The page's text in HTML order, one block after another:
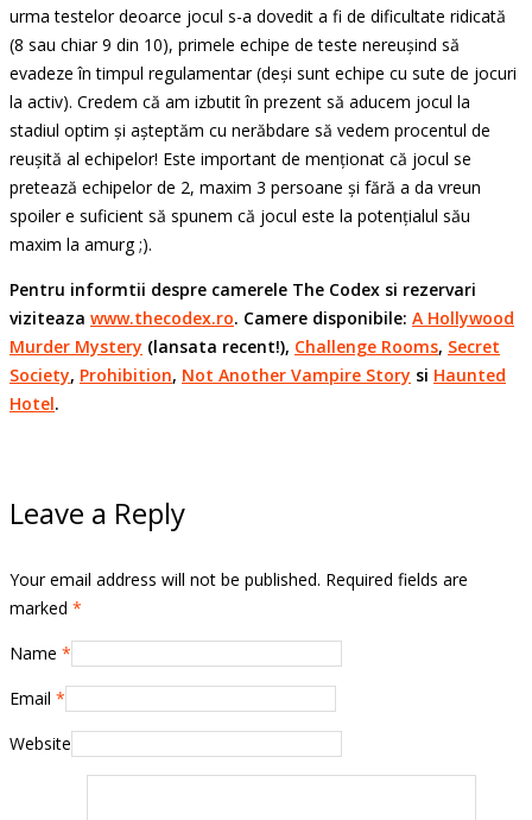
urma testelor deoarce jocul s-a dovedit a fi de dificultate ridicată
(8 sau chiar 9 din 10), primele echipe de teste nereușind să
evadeze în timpul regulamentar (deși sunt echipe cu sute de jocuri
la activ). Credem că am izbutit în prezent să aducem jocul la
stadiul optim și așteptăm cu nerăbdare să vedem procentul de
reușită al echipelor! Este important de menționat că jocul se
pretează echipelor de 2, maxim 3 persoane și fără a da vreun
spoiler e suficient să spunem că jocul este la potențialul său
maxim la amurg ;).
Pentru informtii despre camerele The Codex si rezervari
viziteaza www.thecodex.ro. Camere disponibile: A Hollywood
Murder Mystery (lansata recent!), Challenge Rooms, Secret
Society, Prohibition, Not Another Vampire Story si Haunted
Hotel.
Leave a Reply
Your email address will not be published. Required fields are
marked *
Name *
Email *
Website